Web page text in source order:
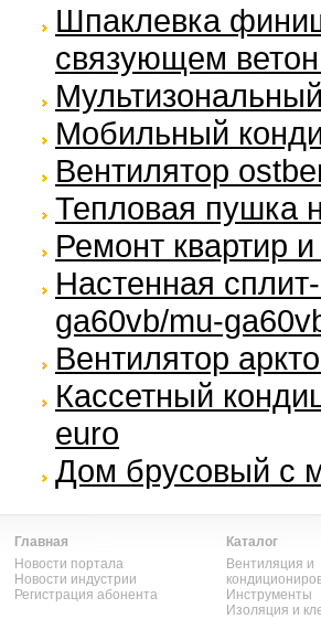
Шпаклевка
связующем
Мобильный
Вентилятор
Тепловая пушка
Ремонт квартир
Настенная
ga60vb/mu-
Вентилятор
Кассетный
euro
Дом брусовый с
Главная
Новости портала
Новости индустрии
Регистрация абонента
Каталог
Вентиляция и
Инструменты
Изоляция и